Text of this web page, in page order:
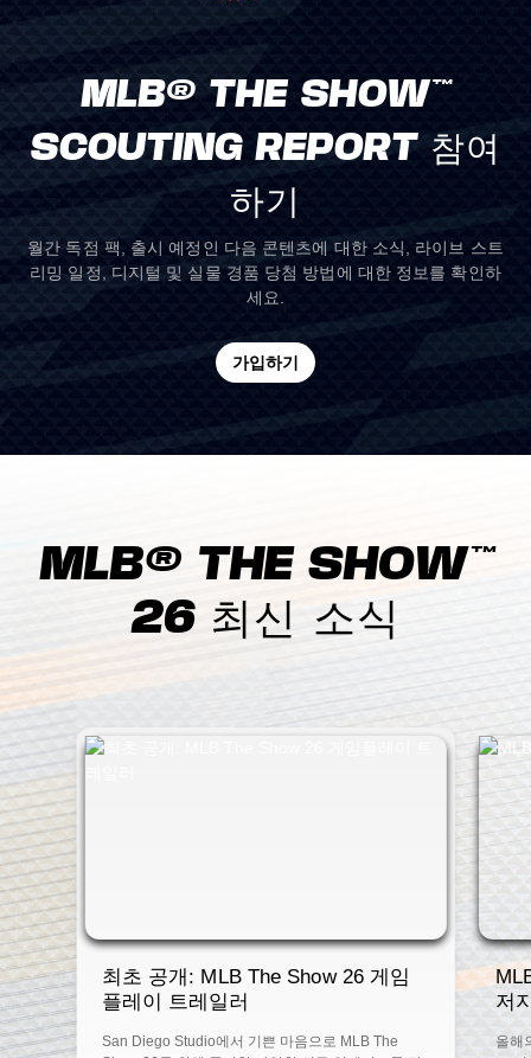
MLB® THE SHOW™
SCOUTING REPORT 참여
하기
월간 독점 팩, 출시 예정인 다음 콘텐츠에 대한 소식, 라이브 스트
리밍 일정, 디지털 및 실물 경품 당첨 방법에 대한 정보를 확인하
세요.
가입하기
MLB® THE SHOW™
26 최신 소식
최초 공개: MLB The Show 26 게임
플레이 트레일러
San Diego Studio에서 기쁜 마음으로 MLB The
저
올해